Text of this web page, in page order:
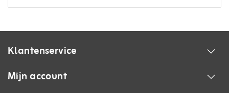
Klantenservice
Mijn account